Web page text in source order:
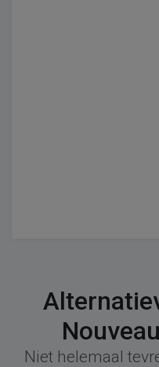
Niet helemaal